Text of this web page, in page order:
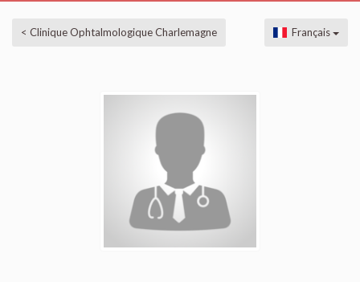
< Clinique Ophtalmologique Charlemagne Français